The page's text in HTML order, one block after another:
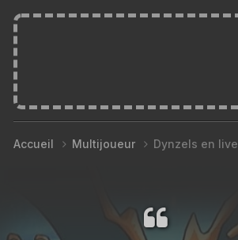
Accueil Multijoueur Dynzels en live